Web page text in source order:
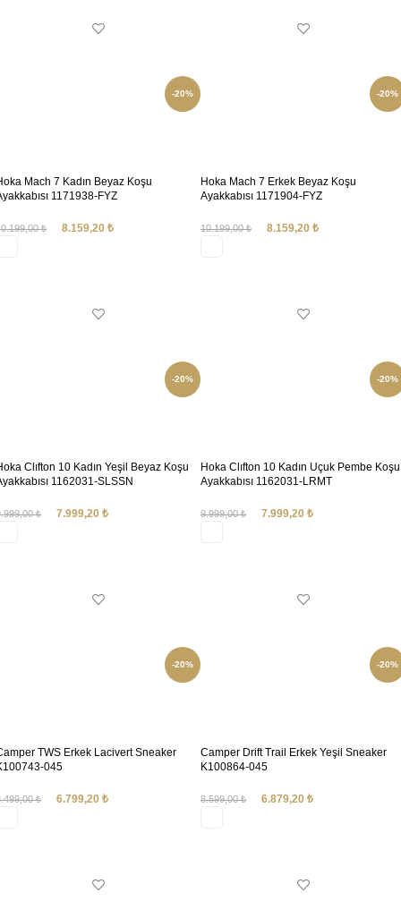
-20%
Mach 7 Kadın Beyaz Koşu
1171938-FYZ
₺ 8.159,20 ₺
-20%
Hoka Mach 7 Erkek Beyaz Koşu
Ayakkabısı 1171904-FYZ
10.199,00₺ 8.159,20 ₺
-20%
Clıfton 10 Kadın Yeşil Beyaz Koşu
1162031-SLSSN
₺ 7.999,20 ₺
-20%
Hoka Clıfton 10 Kadın Uçuk Pembe Koşu
Ayakkabısı 1162031-LRMT
9.999,00₺ 7.999,20 ₺
-20%
TWS Erkek Lacivert Sneaker
045
₺ 6.799,20 ₺
-20%
Camper Drift Trail Erkek Yeşil Sneaker
K100864-045
8.599,00₺ 6.879,20 ₺